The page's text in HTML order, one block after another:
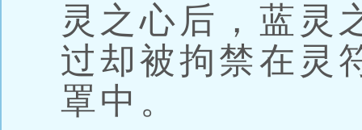
灵之心后，蓝灵
过却被拘禁在灵
罩中。